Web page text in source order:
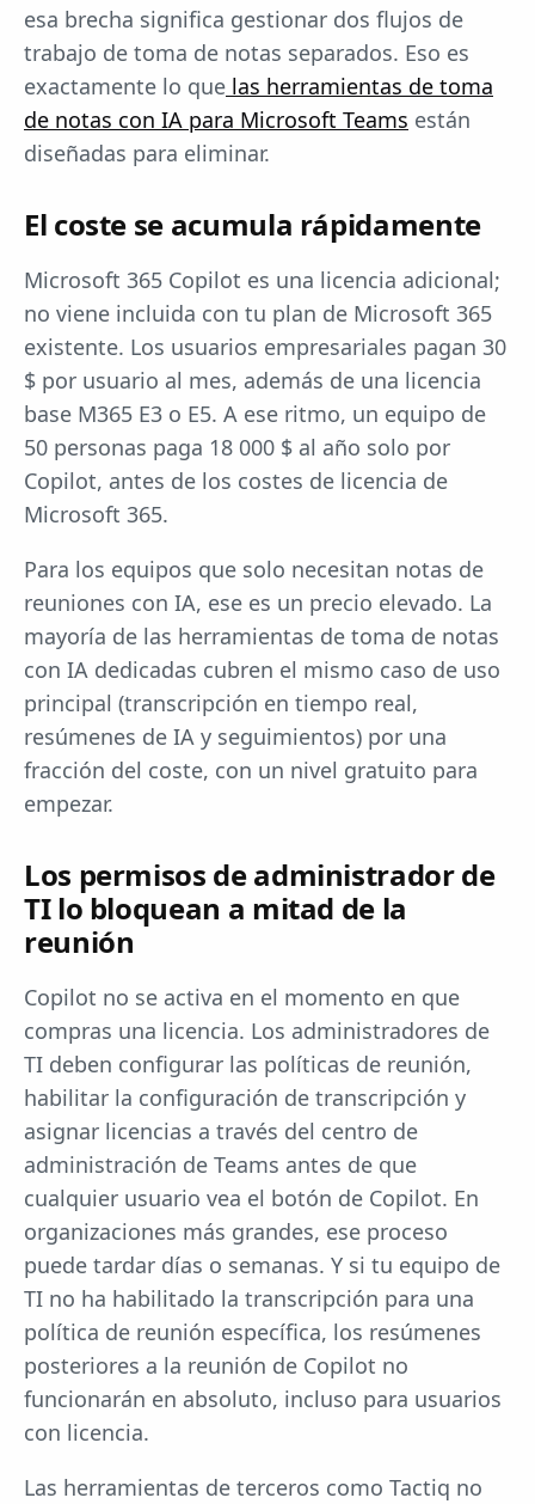
esa brecha significa gestionar dos flujos de
trabajo de toma de notas separados. Eso es
exactamente lo que las herramientas de toma
de notas con IA para Microsoft Teams están
diseñadas para eliminar.
El coste se acumula rápidamente
Microsoft 365 Copilot es una licencia adicional;
no viene incluida con tu plan de Microsoft 365
existente. Los usuarios empresariales pagan 30
$ por usuario al mes, además de una licencia
base M365 E3 o E5. A ese ritmo, un equipo de
50 personas paga 18 000 $ al año solo por
Copilot, antes de los costes de licencia de
Microsoft 365.
Para los equipos que solo necesitan notas de
reuniones con IA, ese es un precio elevado. La
mayoría de las herramientas de toma de notas
con IA dedicadas cubren el mismo caso de uso
principal (transcripción en tiempo real,
resúmenes de IA y seguimientos) por una
fracción del coste, con un nivel gratuito para
empezar.
Los permisos de administrador de
TI lo bloquean a mitad de la
reunión
Copilot no se activa en el momento en que
compras una licencia. Los administradores de
TI deben configurar las políticas de reunión,
habilitar la configuración de transcripción y
asignar licencias a través del centro de
administración de Teams antes de que
cualquier usuario vea el botón de Copilot. En
organizaciones más grandes, ese proceso
puede tardar días o semanas. Y si tu equipo de
TI no ha habilitado la transcripción para una
política de reunión específica, los resúmenes
posteriores a la reunión de Copilot no
funcionarán en absoluto, incluso para usuarios
con licencia.
Las herramientas de terceros como Tactiq no